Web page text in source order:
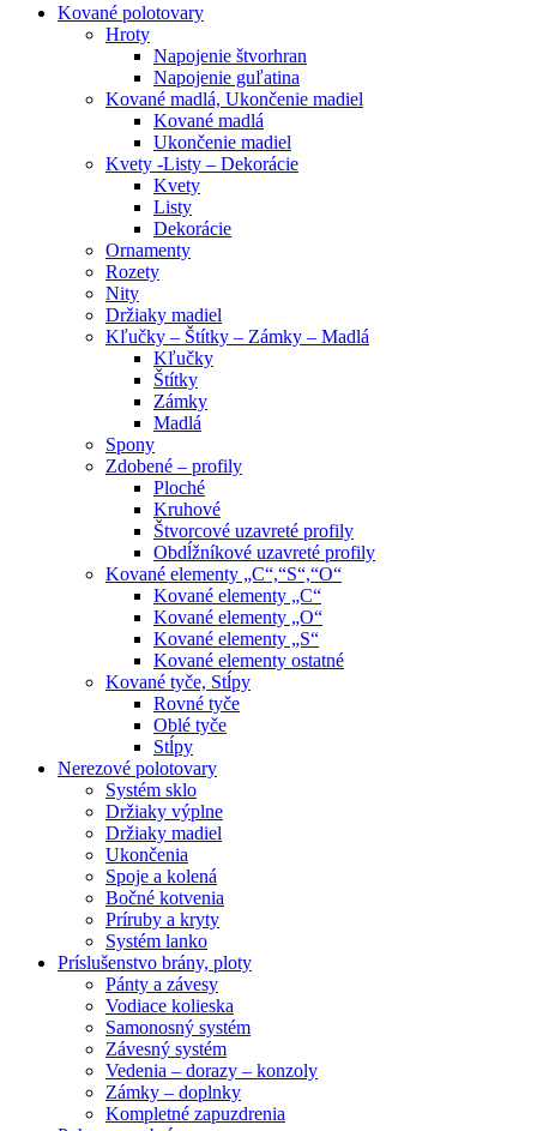
Kované polotovary
Hroty
Napojenie štvorhran
Napojenie guľatina
Kované madlá, Ukončenie madiel
Kované madlá
Ukončenie madiel
Kvety -Listy – Dekorácie
Kvety
Listy
Dekorácie
Ornamenty
Rozety
Nity
Držiaky madiel
Kľučky – Štítky – Zámky – Madlá
Kľučky
Štítky
Zámky
Madlá
Spony
Zdobené – profily
Ploché
Kruhové
Štvorcové uzavreté profily
Obdĺžníkové uzavreté profily
Kované elementy „C“,“S“,“O“
Kované elementy „C“
Kované elementy „O“
Kované elementy „S“
Kované elementy ostatné
Kované tyče, Stĺpy
Rovné tyče
Oblé tyče
Stĺpy
Nerezové polotovary
Systém sklo
Držiaky výplne
Držiaky madiel
Ukončenia
Spoje a kolená
Bočné kotvenia
Príruby a kryty
Systém lanko
Príslušenstvo brány, ploty
Pánty a závesy
Vodiace kolieska
Samonosný systém
Závesný systém
Vedenia – dorazy – konzoly
Zámky – doplnky
Kompletné zapuzdrenia